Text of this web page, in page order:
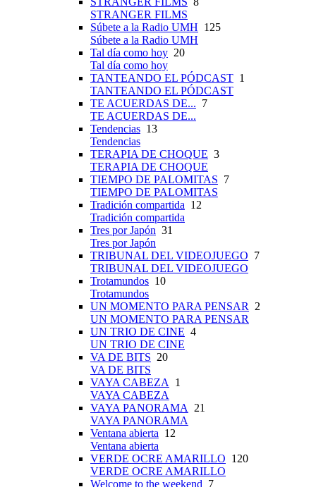
STRANGER FILMS
Súbete a la Radio UMH 125
Súbete a la Radio UMH
Tal día como hoy 20
Tal día como hoy
TANTEANDO EL PÓDCAST 1
TANTEANDO EL PÓDCAST
TE ACUERDAS DE... 7
TE ACUERDAS DE...
Tendencias 13
Tendencias
TERAPIA DE CHOQUE 3
TERAPIA DE CHOQUE
TIEMPO DE PALOMITAS 7
TIEMPO DE PALOMITAS
Tradición compartida 12
Tradición compartida
Tres por Japón 31
Tres por Japón
TRIBUNAL DEL VIDEOJUEGO 7
TRIBUNAL DEL VIDEOJUEGO
Trotamundos 10
Trotamundos
UN MOMENTO PARA PENSAR 2
UN MOMENTO PARA PENSAR
UN TRIO DE CINE 4
UN TRIO DE CINE
VA DE BITS 20
VA DE BITS
VAYA CABEZA 1
VAYA CABEZA
VAYA PANORAMA 21
VAYA PANORAMA
Ventana abierta 12
Ventana abierta
VERDE OCRE AMARILLO 120
VERDE OCRE AMARILLO
Welcome to the weekend 7